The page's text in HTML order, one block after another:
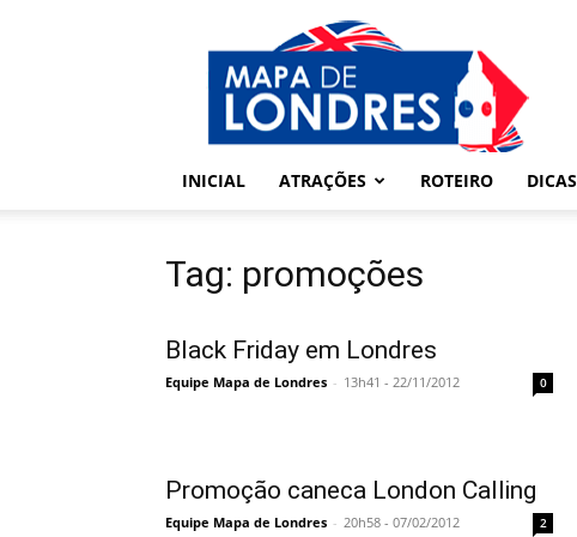
Londres
Mapa
de
Londres
INICIAL
ATRAÇÕES ROTEIRO DICAS
Tag: promoções
Black Friday em Londres
Equipe Mapa de Londres - 13h41 - 22/11/2012 0
Promoção caneca London Calling
Equipe Mapa de Londres - 20h58 - 07/02/2012 2